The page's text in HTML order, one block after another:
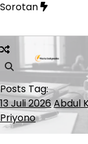
Skip
content
Sorotan
Soal Pelayaran
Posts Tag:
13 Juli 2026Abdul
Priyono